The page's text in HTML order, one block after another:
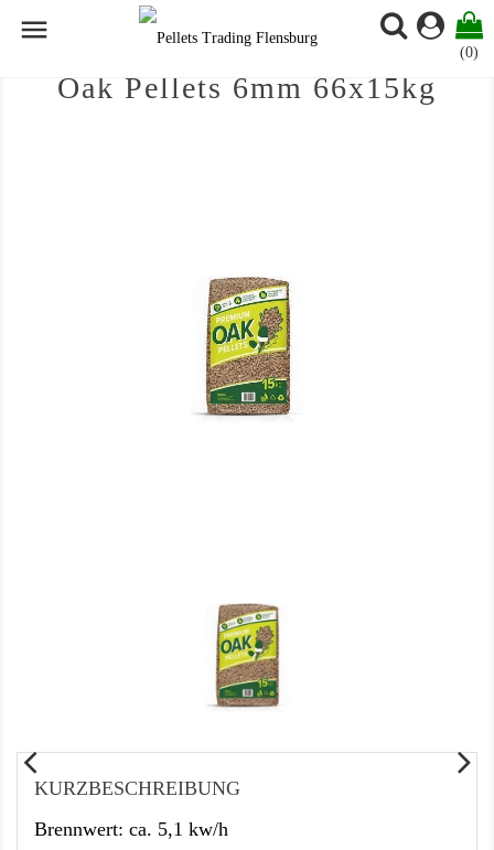

(0)
Oak Pellets 6mm 66x15kg
KURZBESCHREIBUNG
Brennwert: ca. 5,1 kw/h